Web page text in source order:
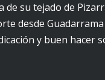
su tejado de
desde
y buen hacer